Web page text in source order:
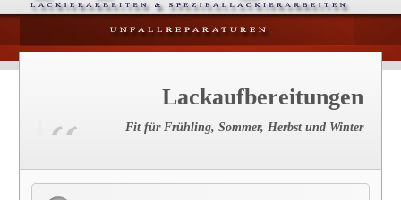
Lackaufbereitungen
Fit für Frühling, Sommer, Herbst und Winter